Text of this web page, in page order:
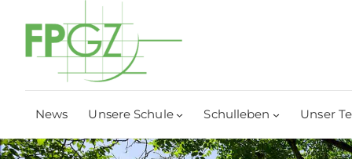
News Unsere Schule Schulleben Unser